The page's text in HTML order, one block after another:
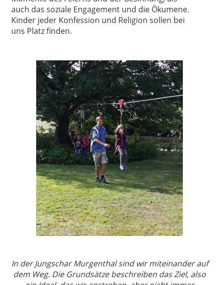
auch das soziale Engagement und die Ökumene.
Kinder jeder Konfession und Religion sollen bei
uns Platz finden.
In der Jungschar Murgenthal sind wir miteinander auf
dem Weg. Die Grundsätze beschreiben das Ziel, also